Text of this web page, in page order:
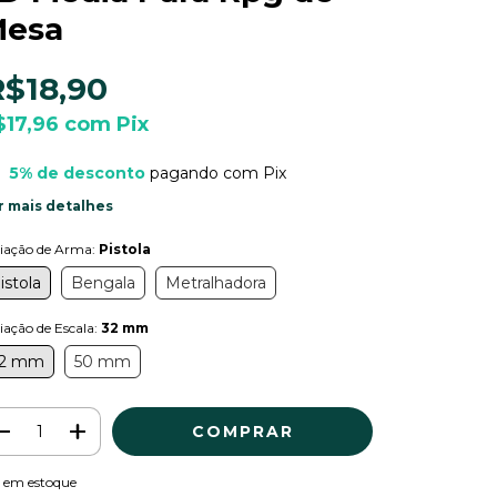
com Pix
5% de descontopagando com Pix
mais detalhes
de Arma: Pistola
Bengala Metralhadora
de Escala: 32 mm
mm 50 mm
em estoque